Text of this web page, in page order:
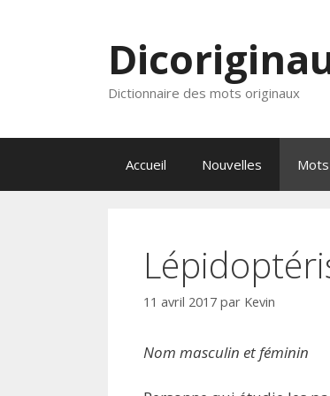
Dictionnaire des mots originaux
Accueil Nouvelles Mots
11 avril 2017 par Kevin
Nom masculin et féminin